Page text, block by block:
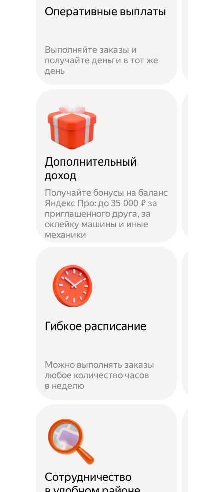
Оперативные выплаты
Выполняйте заказы и
получайте деньги в тот же
день
Дополнительный
доход
Получайте бонусы на баланс
Яндекс Про: до 35 000 ₽ за
приглашенного друга, за
оклейку машины и иные
механики
Гибкое расписание
Можно выполнять заказы
любое количество часов
в неделю
Сотрудничество